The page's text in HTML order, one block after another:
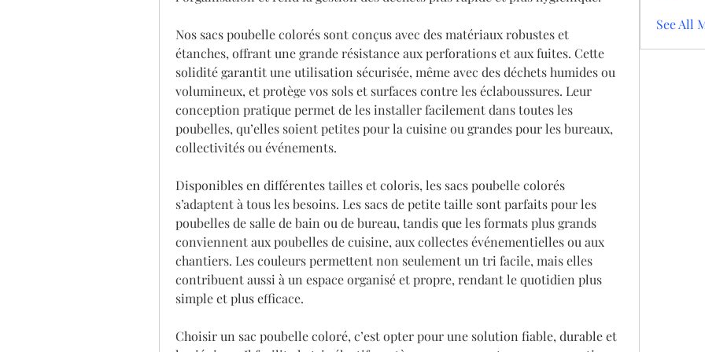
Nos sacs poubelle colorés sont conçus avec des matériaux robustes et
étanches, offrant une grande résistance aux perforations et aux fuites. Cette
solidité garantit une utilisation sécurisée, même avec des déchets humides ou
volumineux, et protège vos sols et surfaces contre les éclaboussures. Leur
conception pratique permet de les installer facilement dans toutes les
poubelles, qu’elles soient petites pour la cuisine ou grandes pour les bureaux,
collectivités ou événements.
Disponibles en différentes tailles et coloris, les sacs poubelle colorés
s’adaptent à tous les besoins. Les sacs de petite taille sont parfaits pour les
poubelles de salle de bain ou de bureau, tandis que les formats plus grands
conviennent aux poubelles de cuisine, aux collectes événementielles ou aux
chantiers. Les couleurs permettent non seulement un tri facile, mais elles
contribuent aussi à un espace organisé et propre, rendant le quotidien plus
simple et plus efficace.
Choisir un sac poubelle coloré, c’est opter pour une solution fiable, durable et
See All